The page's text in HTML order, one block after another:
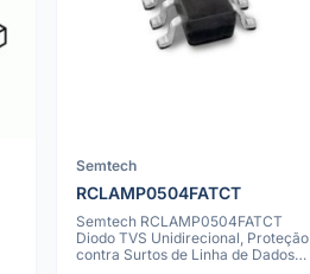
Semtech
RCLAMP0504FATCT
Semtech RCLAMP0504FATCT
Diodo TVS Unidirecional, Proteção
contra Surtos de Linha de Dados